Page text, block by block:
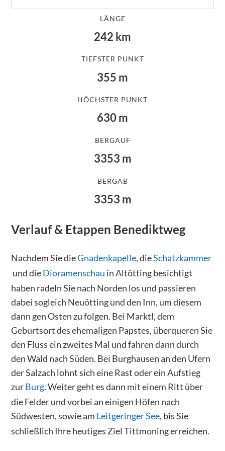
LÄNGE
242 km
TIEFSTER PUNKT
355 m
HÖCHSTER PUNKT
630m
BERGAUF
3353 m
BERGAB
3353 m
Verlauf & Etappen Benediktweg
Nachdem Sie dieGnadenkapelle, dieSchatzkammer
und dieDioramenschau in Altötting besichtigt
haben radeln Sie nach Norden los und passieren
dabei sogleich Neuötting und den Inn, um diesem
dann gen Osten zu folgen. Bei Marktl, dem
Geburtsort des ehemaligen Papstes, überqueren Sie
den Fluss ein zweites Mal und fahren dann durch
den Wald nach Süden. Bei Burghausen an den Ufern
der Salzach lohnt sich eine Rast oder ein Aufstieg
zurBurg. Weiter geht es dann mit einem Ritt über
die Felder und vorbei an einigen Höfen nach
Südwesten, sowie am Leitgeringer See, bis Sie
schließlich Ihre heutiges Ziel Tittmoning erreichen.